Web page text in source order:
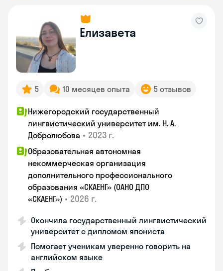
Елизавета
5 10 месяцев опыта 5 отзывов
Нижегородский государственный
лингвистический университет им. Н. А.
Добролюбова • 2023 г.
Образовательная автономная
некоммерческая организация
дополнительного профессионального
образования «СКАЕНГ» (ОАНО ДПО
«СКАЕНГ») • 2026 г.
Окончила государственный лингвистический
университет с дипломом япониста
Помогает ученикам уверенно говорить на
английском языке